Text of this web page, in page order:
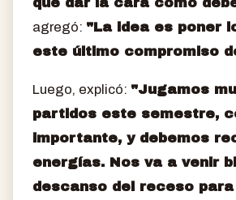
agregó: "La idea es poner
este último compromiso
Luego, explicó: "Jugamos
partidos este semestre,
importante, y debemos
energías. Nos va a venir
descanso del receso